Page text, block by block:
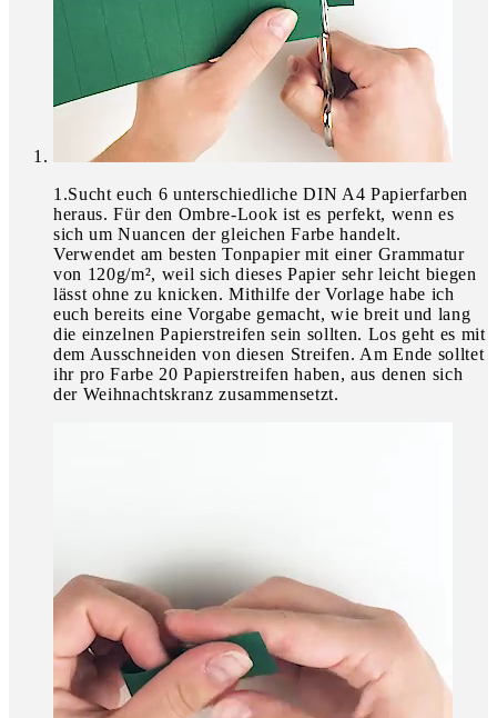
1 .Sucht euch 6 unterschiedliche DIN A4 Papierfarben
heraus. Für den Ombre-Look ist es perfekt, wenn es
sich um Nuancen der gleichen Farbe handelt.
Verwendet am besten Tonpapier mit einer Grammatur
von 120g/m², weil sich dieses Papier sehr leicht biegen
lässt ohne zu knicken. Mithilfe der Vorlage habe ich
euch bereits eine Vorgabe gemacht, wie breit und lang
die einzelnen Papierstreifen sein sollten. Los geht es mit
dem Ausschneiden von diesen Streifen. Am Ende solltet
ihr pro Farbe 20 Papierstreifen haben, aus denen sich
der Weihnachtskranz zusammensetzt.